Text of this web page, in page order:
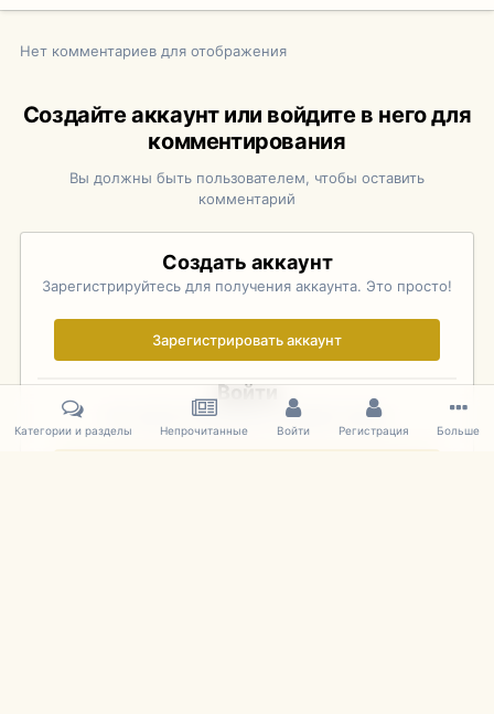
Нет комментариев для отображения
Создайте аккаунт или войдите в него для
комментирования
Вы должны быть пользователем, чтобы оставить
комментарий
Создать аккаунт
Зарегистрируйтесь для получения аккаунта. Это просто!
Зарегистрировать аккаунт
Войти
Уже зарегистрированы? Войдите здесь.
Категории и разделы Непрочитанные Войти Регистрация Больше